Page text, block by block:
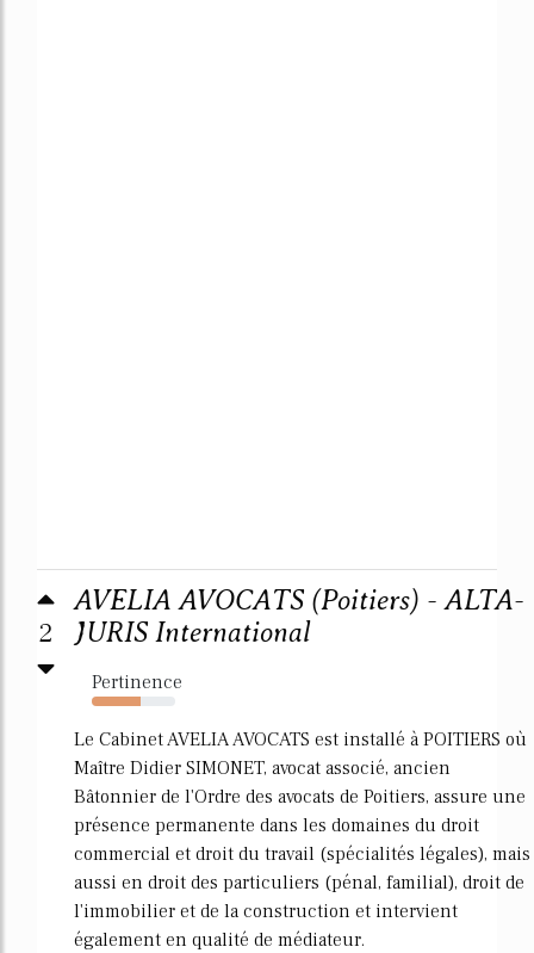
2
AVELIA AVOCATS (Poitiers) - ALTA-
JURIS International
Pertinence
58%
Le Cabinet AVELIA AVOCATS est installé à POITIERS où
Maître Didier SIMONET, avocat associé, ancien
Bâtonnier de l'Ordre des avocats de Poitiers, assure une
présence permanente dans les domaines du droit
commercial et droit du travail (spécialités légales), mais
aussi en droit des particuliers (pénal, familial), droit de
l'immobilier et de la construction et intervient
également en qualité de médiateur.